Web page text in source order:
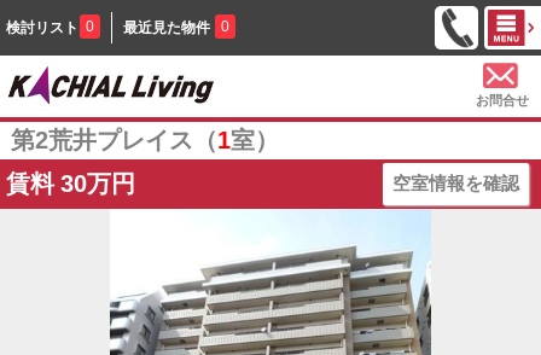
検討リスト 0 最近見た物件 0
お問合せ
第2荒井プレイス（1室）
賃料 30万円 空室情報を確認